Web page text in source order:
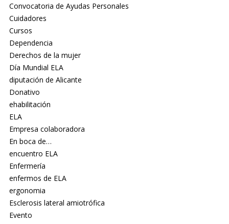
Convocatoria de Ayudas Personales
Cuidadores
Cursos
Dependencia
Derechos de la mujer
Día Mundial ELA
diputación de Alicante
Donativo
ehabilitación
ELA
Empresa colaboradora
En boca de…
encuentro ELA
Enfermería
enfermos de ELA
ergonomia
Esclerosis lateral amiotrófica
Evento